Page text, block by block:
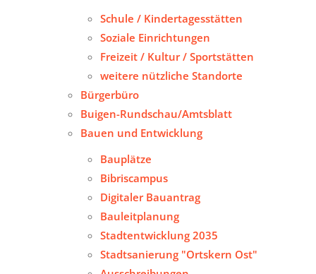
Schule / Kindertagesstätten
Soziale Einrichtungen
Freizeit / Kultur / Sportstätten
weitere nützliche Standorte
Bürgerbüro
Buigen-Rundschau/Amtsblatt
Bauen und Entwicklung
Bauplätze
Bibriscampus
Digitaler Bauantrag
Bauleitplanung
Stadtentwicklung 2035
Stadtsanierung "Ortskern Ost"